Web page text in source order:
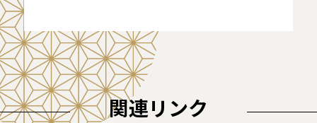
関連リンク